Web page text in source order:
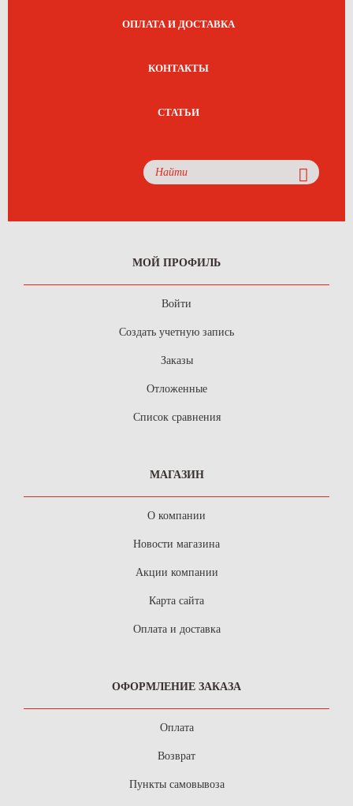
ОПЛАТА И ДОСТАВКА
КОНТАКТЫ
СТАТЬИ
МОЙ ПРОФИЛЬ
Войти
Создать учетную запись
Заказы
Отложенные
Список сравнения
МАГАЗИН
О компании
Новости магазина
Акции компании
Карта сайта
Оплата и доставка
ОФОРМЛЕНИЕ ЗАКАЗА
Оплата
Возврат
Пункты самовывоза